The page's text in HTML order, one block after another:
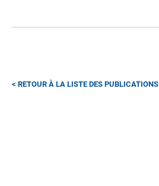
RETOUR À LA LISTE DES PUBLICATIONS